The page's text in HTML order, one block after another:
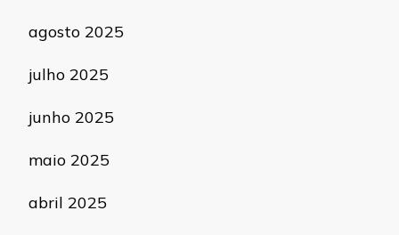
agosto 2025
julho 2025
junho 2025
maio 2025
abril 2025